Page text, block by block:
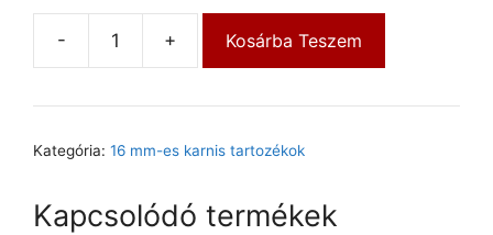
- + Kosárba Teszem
Kategória: 16 mm-es karnis tartozékok
Kapcsolódó termékek